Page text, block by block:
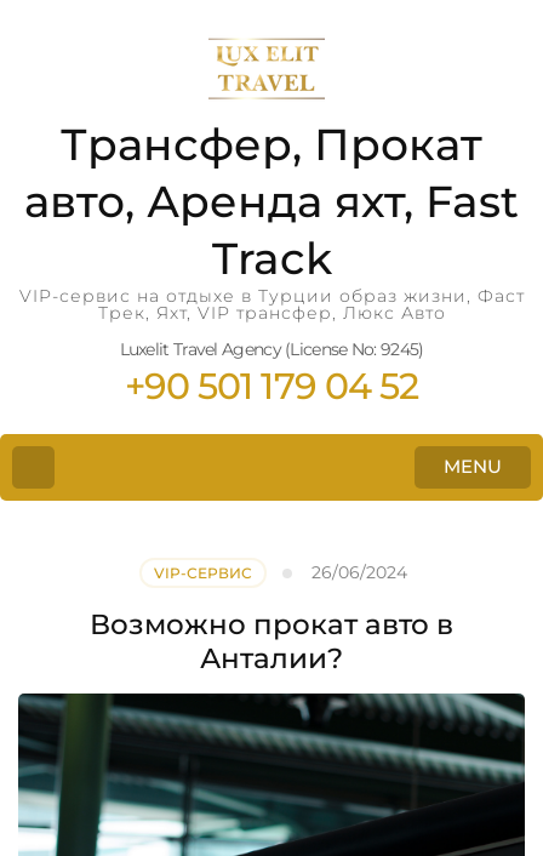
Трансфер, Прокат
авто, Аренда яхт, Fast
Track
VIP-сервис на отдыхе в Турции образ жизни, Фаст
Трек, Яхт, VIP трансфер, Люкс Авто
Luxelit Travel Agency (License No: 9245)
+90 501 179 04 52
MENU
VIP-СЕРВИС 26/06/2024
Возможно прокат авто в
Анталии?